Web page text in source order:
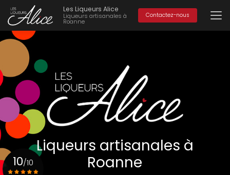
Aller
contenu
principal
Les Liqueurs Alice
Liqueurs artisanales à
Roanne
Contactez-nous
Liqueurs artisanales à
Roanne
10/10